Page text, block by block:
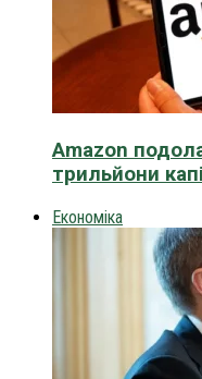
Amazon
трильйони
Економіка